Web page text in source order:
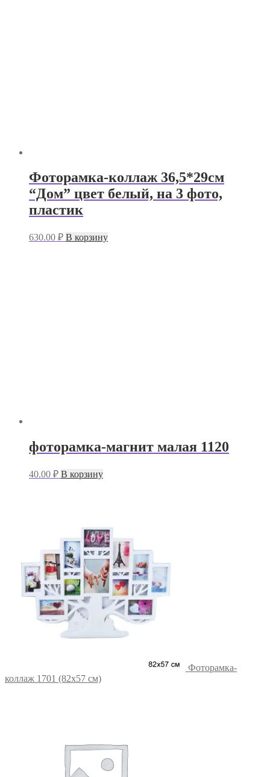
Фоторамка-коллаж 36,5*29см
“Дом” цвет белый, на 3 фото,
пластик
630.00 ₽ В корзину
фоторамка-магнит малая 1120
40.00 ₽ В корзину
Фоторамка-
коллаж 1701 (82х57 см)